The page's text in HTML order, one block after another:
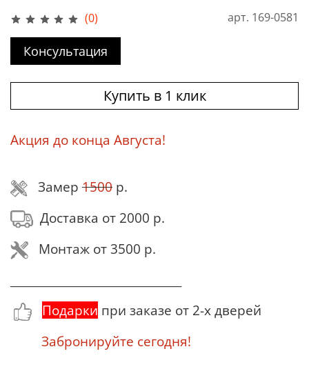
(0) арт. 169-0581
Консультация
Купить в 1 клик
Акция до конца Августа!
Замер 1500 р.
Доставка от 2000 р.
Монтаж от 3500 р.
Подарки при заказе от 2-х дверей
Забронируйте сегодня!